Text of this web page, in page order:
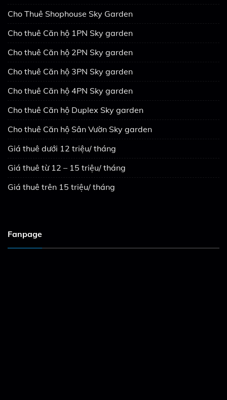
Cho Thuê Shophouse Sky Garden
Cho thuê Căn hộ 1PN Sky garden
Cho thuê Căn hộ 2PN Sky garden
Cho thuê Căn hộ 3PN Sky garden
Cho thuê Căn hộ 4PN Sky garden
Cho thuê Căn hộ Duplex Sky garden
Cho thuê Căn hộ Sân Vườn Sky garden
Giá thuê dưới 12 triệu/ tháng
Giá thuê từ 12 – 15 triệu/ tháng
Giá thuê trên 15 triệu/ tháng
Fanpage